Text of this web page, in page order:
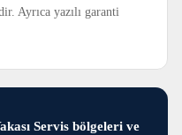
Ayrıca yazılı garanti
Servis bölgeleri ve